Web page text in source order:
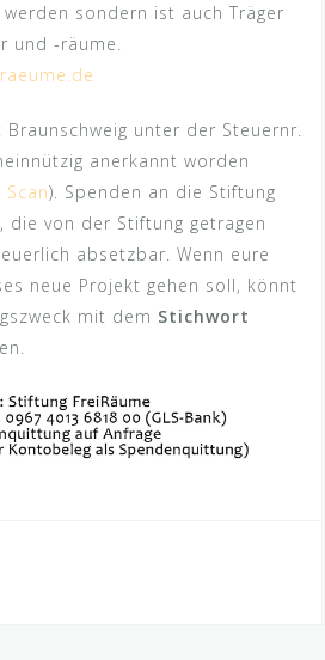
sondern ist auch Träger
und -räume.
unter der Steuernr.
anerkannt worden
). Spenden an die Stiftung
die von der Stiftung getragen
absetzbar. Wenn eure
neue Projekt gehen soll, könnt
mit dem Stichwort